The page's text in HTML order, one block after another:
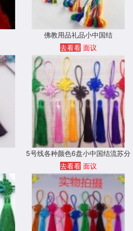
佛教用品礼品小中国结
去看看 面议
5号线各种颜色6盘小中国结流苏分
开配件
去看看 面议